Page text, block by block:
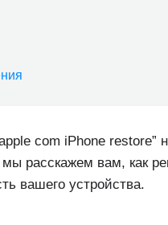
com iPhone restore”
мы расскажем вам, как
вашего устройства.